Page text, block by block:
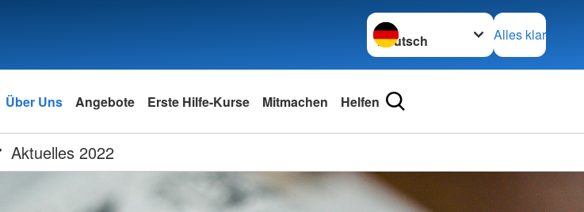
Sprache wechseln zu
Alles klar
Über Uns Angebote Erste Hilfe-Kurse Mitmachen Helfen
Aktuelles 2022